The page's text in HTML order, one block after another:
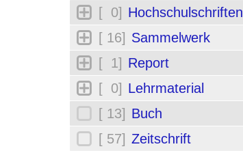
[ 0] Hochschulschriften
[ 16] Sammelwerk
[ 1] Report
[ 0] Lehrmaterial
[ 13] Buch
[ 57] Zeitschrift